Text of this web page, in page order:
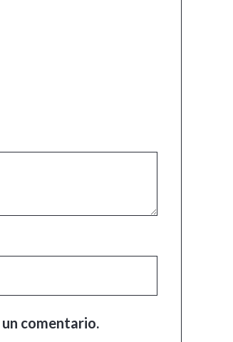
comentario.